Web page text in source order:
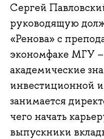
Сергей
руководящую
«Ренова» с
экономфаке МГУ –
академические
инвестиционной
занимается
чего начать
выпускники